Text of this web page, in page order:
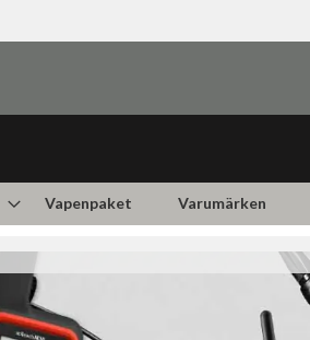
Vapenpaket Varumärken